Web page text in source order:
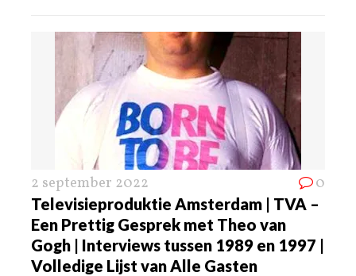
2 september 2022 0
Televisieproduktie Amsterdam | TVA –
Een Prettig Gesprek met Theo van
Gogh | Interviews tussen 1989 en 1997 |
Volledige Lijst van Alle Gasten